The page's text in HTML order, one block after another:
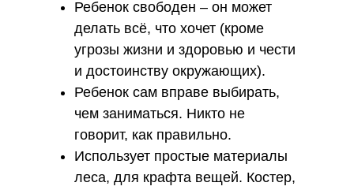
Ребенок свободен – он может
делать всё, что хочет (кроме
угрозы жизни и здоровью и чести
и достоинству окружающих).
Ребенок сам вправе выбирать,
чем заниматься. Никто не
говорит, как правильно.
Использует простые материалы
леса, для крафта вещей. Костер,